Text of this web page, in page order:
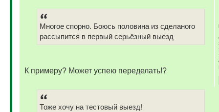
Многое спорно. Боюсь половина из сделаного
рассыпится в первый серьёзный выезд
К примеру? Может успею переделать!?
Тоже хочу на тестовый выезд!